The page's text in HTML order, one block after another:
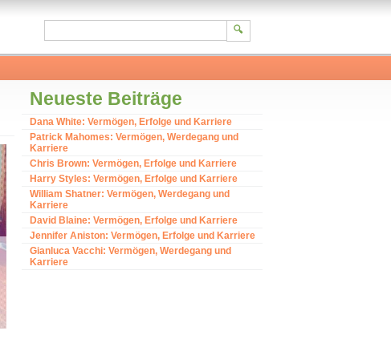
Neueste Beiträge
Dana White: Vermögen, Erfolge und Karriere
Patrick Mahomes: Vermögen, Werdegang und
Karriere
Chris Brown: Vermögen, Erfolge und Karriere
Harry Styles: Vermögen, Erfolge und Karriere
William Shatner: Vermögen, Werdegang und
Karriere
David Blaine: Vermögen, Erfolge und Karriere
Jennifer Aniston: Vermögen, Erfolge und Karriere
Gianluca Vacchi: Vermögen, Werdegang und
Karriere